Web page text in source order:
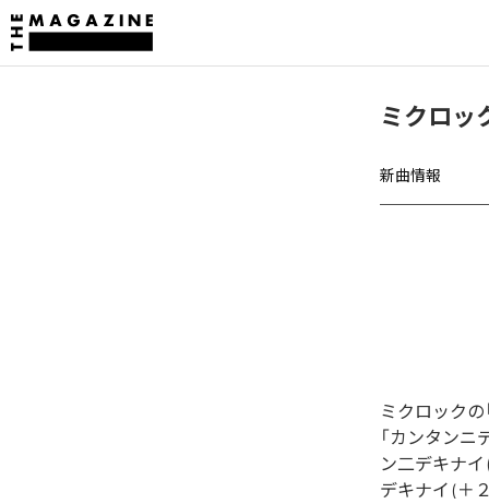
ミクロッ
新曲情報
ミクロックの
「カンタンニ
ン二デキナイ
デキナイ (＋